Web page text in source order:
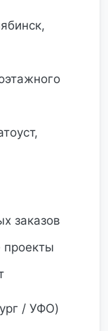
заказов
проекты
/ УФО)